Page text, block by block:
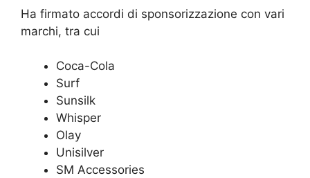
Ha firmato accordi di sponsorizzazione con vari
marchi, tra cui
Coca-Cola
Surf
Sunsilk
Whisper
Olay
Unisilver
SM Accessories